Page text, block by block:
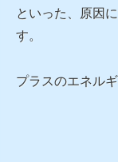
といった、原因
す。
プラスのエネル